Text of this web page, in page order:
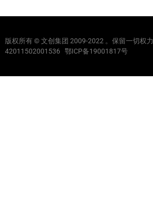
版权所有 © 文创集团 2009-2022 。保留一切权力
42011502001536
鄂ICP备19001817号